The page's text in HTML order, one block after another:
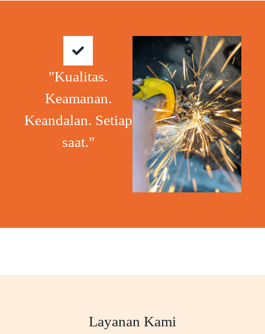
"Kualitas.
Keamanan.
Keandalan. Setiap
saat."
Layanan Kami